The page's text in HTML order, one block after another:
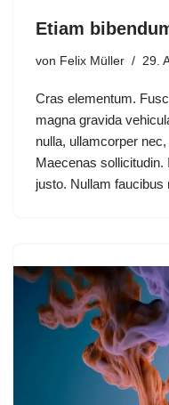
Etiam
von Felix Müller 29.
Cras elementum.
magna gravida
nulla, ullamcorper
Maecenas sollicitudin.
justo. Nullam